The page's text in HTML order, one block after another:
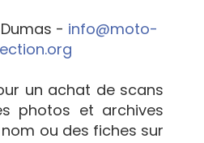
- info@moto-
un achat de scans
photos et archives
ou des fiches sur